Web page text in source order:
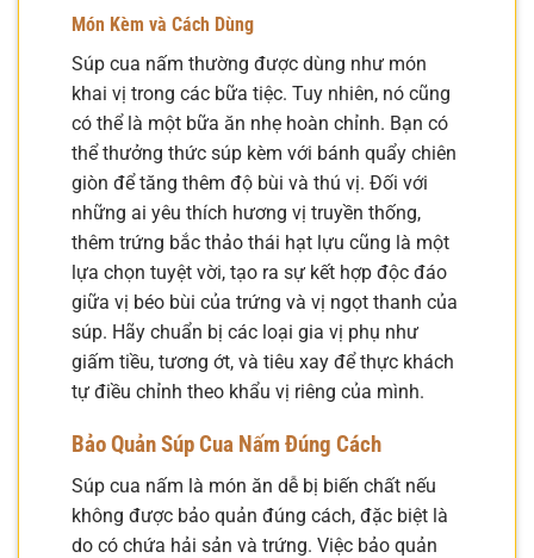
Món Kèm và Cách Dùng
Súp cua nấm thường được dùng như món
khai vị trong các bữa tiệc. Tuy nhiên, nó cũng
có thể là một bữa ăn nhẹ hoàn chỉnh. Bạn có
thể thưởng thức súp kèm với bánh quẩy chiên
giòn để tăng thêm độ bùi và thú vị. Đối với
những ai yêu thích hương vị truyền thống,
thêm trứng bắc thảo thái hạt lựu cũng là một
lựa chọn tuyệt vời, tạo ra sự kết hợp độc đáo
giữa vị béo bùi của trứng và vị ngọt thanh của
súp. Hãy chuẩn bị các loại gia vị phụ như
giấm tiều, tương ớt, và tiêu xay để thực khách
tự điều chỉnh theo khẩu vị riêng của mình.
Bảo Quản Súp Cua Nấm Đúng Cách
Súp cua nấm là món ăn dễ bị biến chất nếu
không được bảo quản đúng cách, đặc biệt là
do có chứa hải sản và trứng. Việc bảo quản